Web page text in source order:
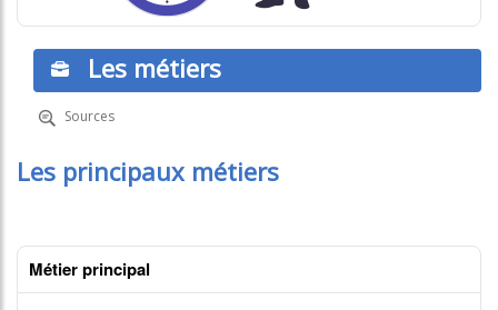
Les métiers
Sources
Les principaux métiers
Métier principal